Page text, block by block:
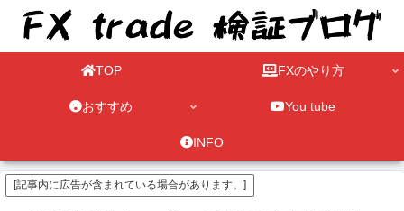
TOP FXのやり方
おすすめ You tube
INFO
[記事内に広告が含まれている場合があります。]